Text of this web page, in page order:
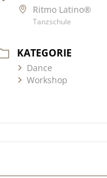
Ritmo Latino®
Tanzschule
KATEGORIE
Dance
Workshop